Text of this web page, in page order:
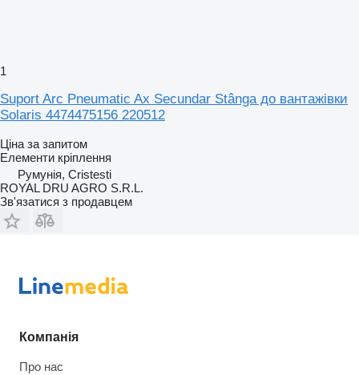
1
Suport Arc Pneumatic Ax Secundar Stânga до вантажівки
Solaris 4474475156 220512
Ціна за запитом
Елементи кріплення
Румунія, Cristesti
ROYAL DRU AGRO S.R.L.
Зв'язатися з продавцем
Компанія
Про нас